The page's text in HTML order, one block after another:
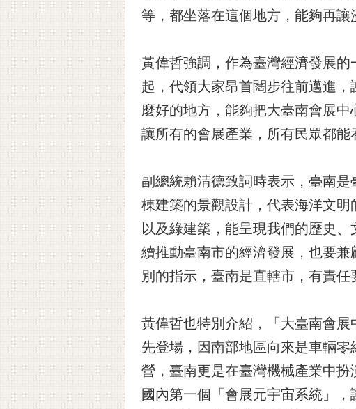
等，都坐落在這個地方，能夠再讓
黃偉哲強調，作為臺灣經濟發展
起，代領大家昂首闊步往前邁進
麼好的地方，能夠把大臺南會展
讓所有的會展產業，所有民眾都能
副總統賴清德致詞時表示，臺南
棟建築的景觀設計，代表海洋文
以及綠建築，能呈現我們的歷史
續推動臺南市的經濟發展，也要
別的指示，臺南是直轄市，有責
黃偉哲也特別介紹，「大臺南會
先登場，因南部地區向來是車輛
營，臺南更是在臺灣機械產業中
國內第一個「會展元宇宙系統」